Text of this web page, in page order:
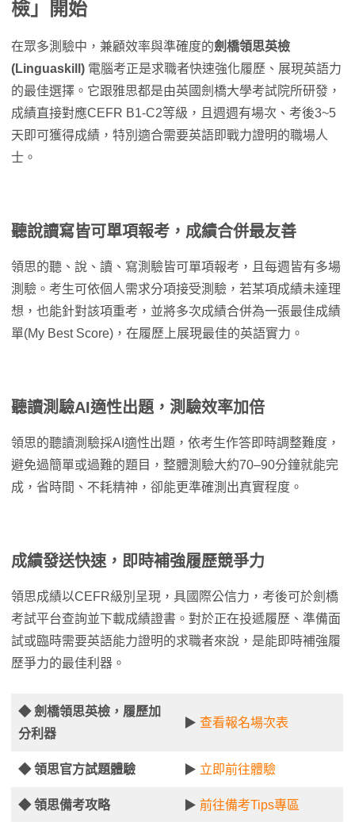
檢」開始
在眾多測驗中，兼顧效率與準確度的劍橋領思英檢
(Linguaskill) 電腦考正是求職者快速強化履歷、展現英語力
的最佳選擇。它跟雅思都是由英國劍橋大學考試院所研發，
成績直接對應CEFR B1-C2等級，且週週有場次、考後3~5
天即可獲得成績，特別適合需要英語即戰力證明的職場人
士。
聽說讀寫皆可單項報考，成績合併最友善
領思的聽、說、讀、寫測驗皆可單項報考，且每週皆有多場
測驗。考生可依個人需求分項接受測驗，若某項成績未達理
想，也能針對該項重考，並將多次成績合併為一張最佳成績
單(My Best Score)，在履歷上展現最佳的英語實力。
聽讀測驗AI適性出題，測驗效率加倍
領思的聽讀測驗採AI適性出題，依考生作答即時調整難度，
避免過簡單或過難的題目，整體測驗大約70–90分鐘就能完
成，省時間、不耗精神，卻能更準確測出真實程度。
成績發送快速，即時補強履歷競爭力
領思成績以CEFR級別呈現，具國際公信力，考後可於劍橋
考試平台查詢並下載成績證書。對於正在投遞履歷、準備面
試或臨時需要英語能力證明的求職者來說，是能即時補強履
歷爭力的最佳利器。
◆ 劍橋領思英檢，履歷加
分利器
▶ 查看報名場次表
◆ 領思官方試題體驗 ▶ 立即前往體驗
◆ 領思備考攻略 ▶ 前往備考Tips專區